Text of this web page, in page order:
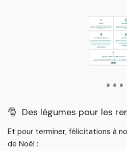
• • •
🎅 Des légumes pour les
Et pour terminer, félicitations à
de Noël :